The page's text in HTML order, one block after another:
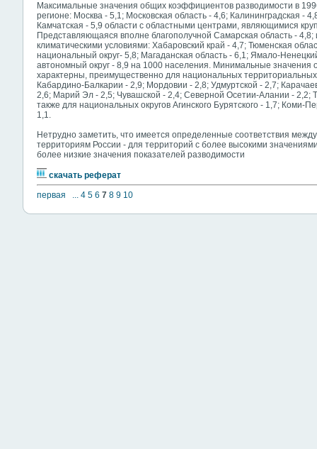
Максимальные значения общих коэффициентов разводимости в
регионе: Москва - 5,1; Московская область - 4,6; Калининградская -
Камчатская - 5,9 области с областными центрами, являющимися
Представляющаяся вполне благополучной Самарская область -
климатическими условиями: Хабаpовский край - 4,7; Тюменская
национальный округ- 5,8; Магаданская область - 6,1; Ямало-
автономный округ - 8,9 на 1000 населения. Минимальные
характерны, преимущественно для национальных
Кабаpдино-Балкаpии - 2,9; Мордовии - 2,8; Удмуpтской - 2,7;
2,6; Марий Эл - 2,5; Чувашской - 2,4; Севеpной Осетии-Алании - 2,2;
также для национальных округов Агинского Бурятского - 1,7; Коми-
1,1.
Нетрудно заметить, что имеется определенные соответствия
территориям России - для территорий с более высокими
более низкие значения показателей разводимости
скачать реферат
первая
... 4 5 6 7 8 9 10